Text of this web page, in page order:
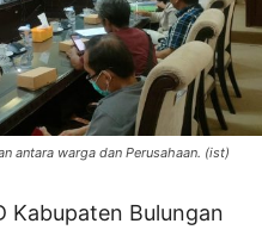
antara warga dan Perusahaan. (ist)
Kabupaten Bulungan